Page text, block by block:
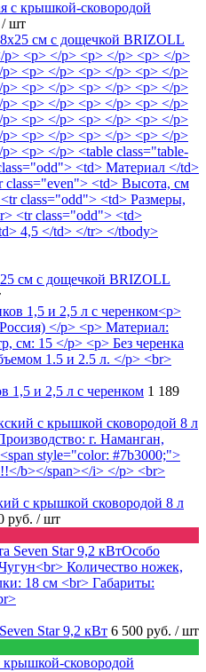
с крышкой-сковородой
/ шт
см с дощечкой BRIZOLL
1,5 и 2,5 л с черенком 1 189
с крышкой сковородой 8 л
руб. / шт
Star 9,2 кВт 6 500 руб. / шт